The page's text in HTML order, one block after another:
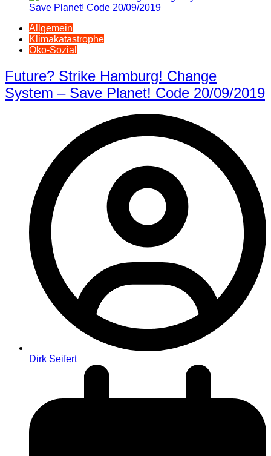
Allgemein
Klimakatastrophe
Öko-Sozial
Future? Strike Hamburg! Change
System – Save Planet! Code 20/09/2019
Dirk Seifert